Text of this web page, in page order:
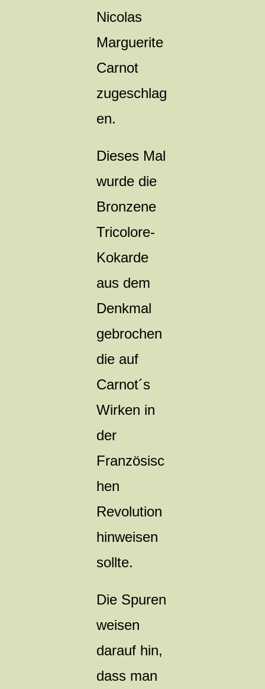
Nicolas
Marguerite
Carnot
zugeschlag
en.
Dieses Mal
wurde die
Bronzene
Tricolore-
Kokarde
aus dem
Denkmal
gebrochen
die auf
Carnot´s
Wirken in
der
Französisc
hen
Revolution
hinweisen
sollte.
Die Spuren
weisen
darauf hin,
dass man